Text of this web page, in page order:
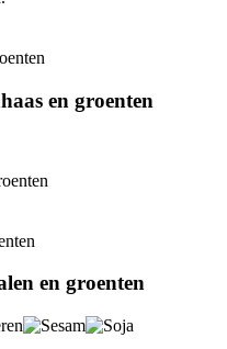
en groenten
en groenten